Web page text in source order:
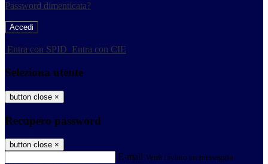
Password dimenticata?
-
Entra con SPID Entra con CIE
Seleziona utente
button close ×
Recupero password
button close ×
E-mail Verrà inviato un messaggio